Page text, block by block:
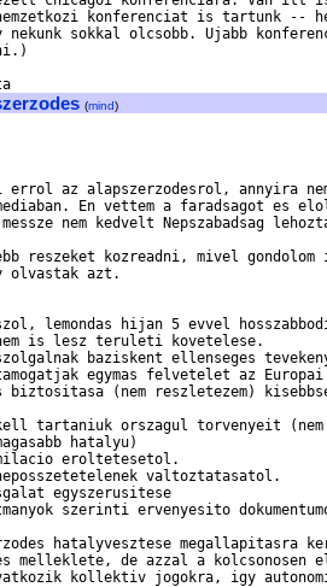
konferenciat is tartunk --
sokkal olcsobb. Ujabb
(mind)
errol az alapszerzodesrol, annyira
En vettem a faradsagot es
nem kedvelt Nepszabadsag
reszeket kozreadni, mivel
olvastak azt.
lemondas hijan 5 evvel
is lesz teruleti kovetelese.
baziskent ellenseges
egymas felvetelet az Europai
biztositasa (nem reszletezem)
kell tartaniuk orszagul torvenyeit
hatalyu)
eroltetesetol.
valtoztatasatol.
egyszerusitese
szerinti ervenyesito
hatalyvesztese megallapitasra
melleklete, de azzal a kolcsonosen
kollektiv jogokra, igy